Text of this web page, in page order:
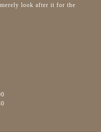
look after it for the